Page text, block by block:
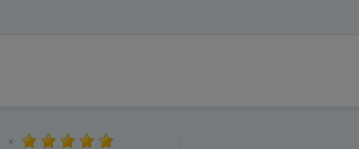
×